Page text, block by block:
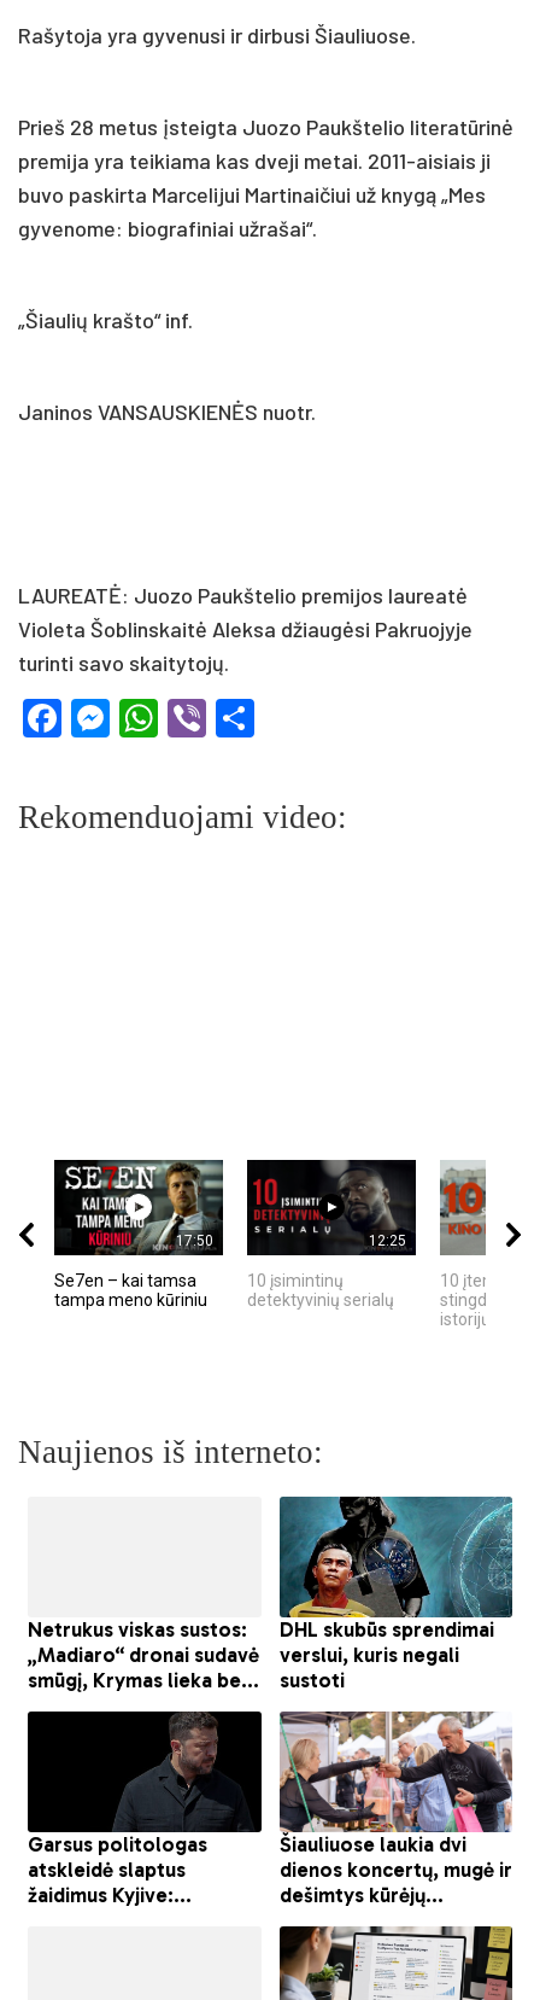
Rašytoja yra gyvenusi ir dirbusi Šiauliuose.
Prieš 28 metus įsteigta Juozo Paukštelio literatūrinė
premija yra teikiama kas dveji metai. 2011-aisiais ji
buvo paskirta Marcelijui Martinaičiui už knygą „Mes
gyvenome: biografiniai užrašai“.
„Šiaulių krašto“ inf.
Janinos VANSAUSKIENĖS nuotr.
LAUREATĖ: Juozo Paukštelio premijos laureatė
Violeta Šoblinskaitė Aleksa džiaugėsi Pakruojyje
turinti savo skaitytojų.
Facebook
Messenger
WhatsApp
Viber
Rekomenduojami video:
17:50
Se7en – kai tamsa
tampa meno kūriniu
12:25
10 įsimintinų
detektyvinių serialų
10 įtemptų,
stingdančių
istorijų
Naujienos iš interneto: